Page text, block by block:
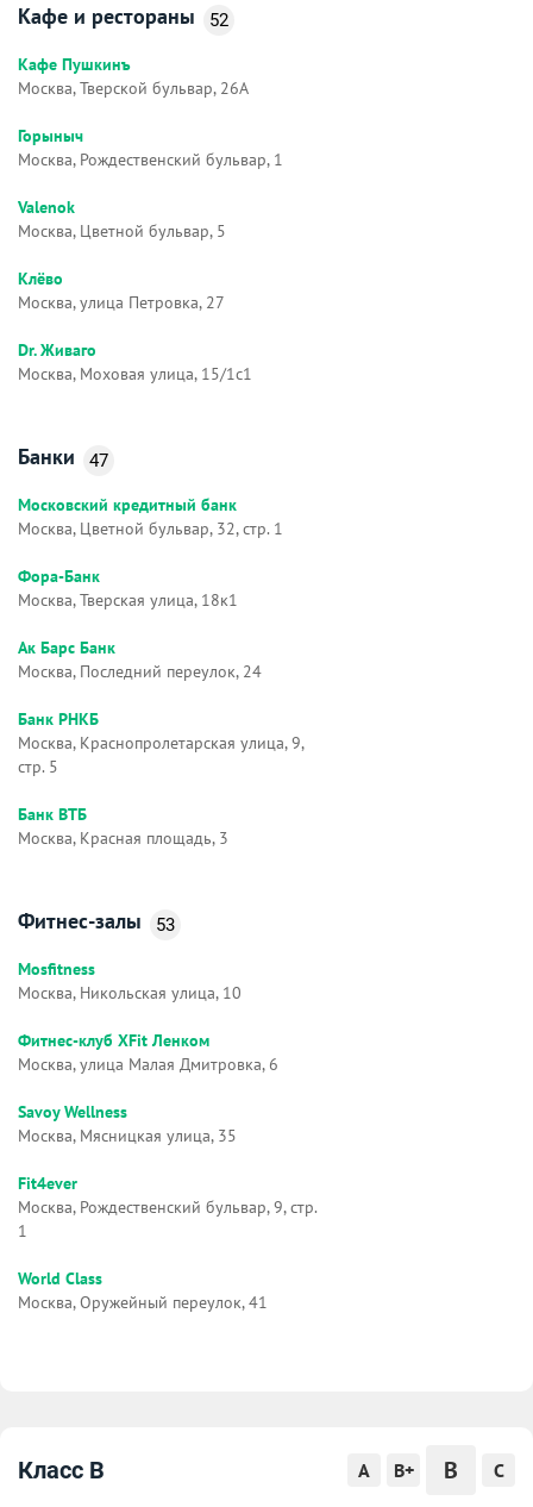
Кафе и рестораны 52
Кафе Пушкинъ
Москва, Тверской бульвар, 26А
Горыныч
Москва, Рождественский бульвар, 1
Valenok
Москва, Цветной бульвар, 5
Клёво
Москва, улица Петровка, 27
Dr. Живаго
Москва, Моховая улица, 15/1с1
Банки 47
Московский кредитный банк
Москва, Цветной бульвар, 32, стр. 1
Фора-Банк
Москва, Тверская улица, 18к1
Ак Барс Банк
Москва, Последний переулок, 24
Банк РНКБ
Москва, Краснопролетарская улица, 9,
стр. 5
Банк ВТБ
Москва, Красная площадь, 3
Фитнес-залы 53
Mosfitness
Москва, Никольская улица, 10
Фитнес-клуб XFit Ленком
Москва, улица Малая Дмитровка, 6
Savoy Wellness
Москва, Мясницкая улица, 35
Fit4ever
Москва, Рождественский бульвар, 9, стр.
1
World Class
Москва, Оружейный переулок, 41
Класс B A B+ B C